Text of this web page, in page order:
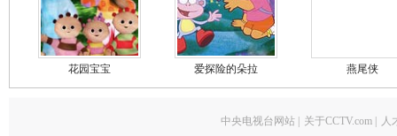
花园宝宝 爱探险的朵拉 燕尾侠
中央电视台网站 关于CCTV.com 人